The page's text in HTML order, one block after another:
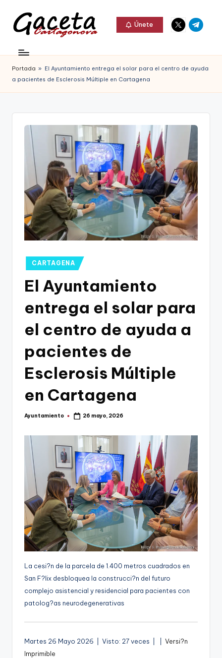
Saltar
contenido
c
e
t
Gaceta
Cartagonova,
La
que
informa
Cartagena,
Cartagena,
Únete
Elemento
del
Elemento
del
Portada » El Ayuntamiento entrega el solar para el centro de ayuda
a pacientes de Esclerosis Múltiple en Cartagena
Publicado
en
CARTAGENA
El Ayuntamiento
entrega el solar para
el centro de ayuda a
pacientes de
Esclerosis Múltiple
en Cartagena
Publicado
Ayuntamiento 26 mayo, 2026
La cesi?n de la parcela de 1.400 metros cuadrados en
San F?lix desbloquea la construcci?n del futuro
complejo asistencial y residencial para pacientes con
patolog?as neurodegenerativas
Martes 26 Mayo 2026 | Visto: 27 veces |
Versi?n
Imprimible